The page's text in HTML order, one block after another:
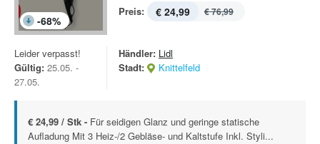
-68%
Preis: € 24,99 € 76,99
Leider verpasst!
Gültig: 25.05. -
27.05.
Händler: Lidl
Stadt:
Knittelfeld
€ 24,99 / Stk - Für seidigen Glanz und geringe statische
Aufladung Mit 3 Heiz-/2 Gebläse- und Kaltstufe Inkl. Styli...